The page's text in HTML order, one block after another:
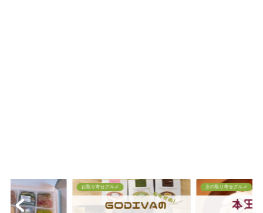
お取り寄せグルメ 京の取り寄せグルメ